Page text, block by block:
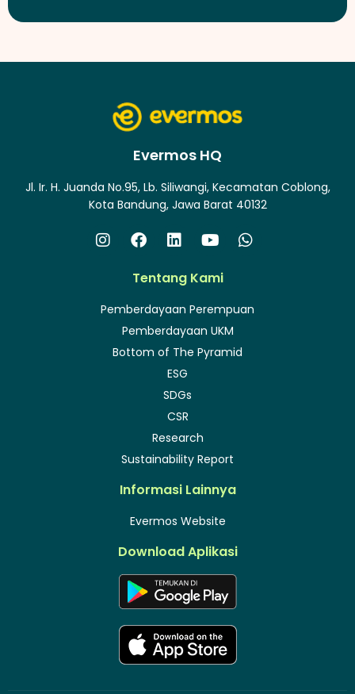
Evermos HQ
Jl. Ir. H. Juanda No.95, Lb. Siliwangi, Kecamatan Coblong,
Kota Bandung, Jawa Barat 40132
Tentang Kami
Pemberdayaan Perempuan
Pemberdayaan UKM
Bottom of The Pyramid
ESG
SDGs
CSR
Research
Sustainability Report
Informasi Lainnya
Evermos Website
Download Aplikasi